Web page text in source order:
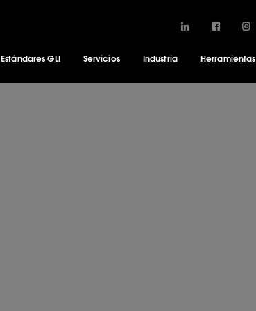
Estándares GLI Servicios Industria Herramientas